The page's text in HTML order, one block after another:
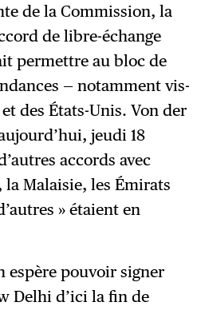
de la Commission, la
de libre-échange
permettre au bloc de
— notamment vis-
des États-Unis. Von der
jeudi 18
accords avec
la Malaisie, les Émirats
» étaient en
espère pouvoir signer
Delhi d’ici la fin de